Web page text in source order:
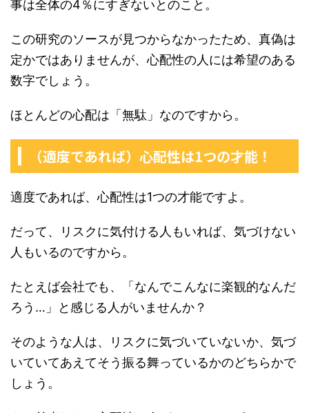
事は全体の4％にすぎないとのこと。
この研究のソースが見つからなかったため、真偽は
定かではありませんが、心配性の人には希望のある
数字でしょう。
ほとんどの心配は「無駄」なのですから。
（適度であれば）心配性は1つの才能！
適度であれば、心配性は1つの才能ですよ。
だって、リスクに気付ける人もいれば、気づけない
人もいるのですから。
たとえば会社でも、「なんでこんなに楽観的なんだ
ろう…」と感じる人がいませんか？
そのような人は、リスクに気づいていないか、気づ
いていてあえてそう振る舞っているかのどちらかで
しょう。